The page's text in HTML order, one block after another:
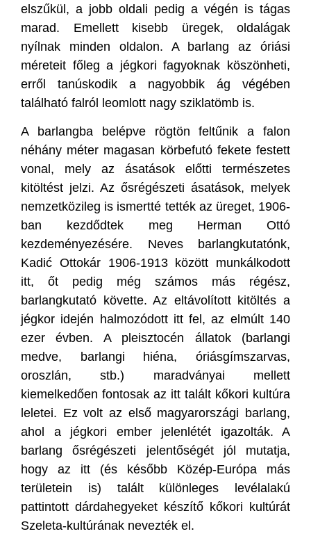
elszűkül, a jobb oldali pedig a végén is tágas
marad. Emellett kisebb üregek, oldalágak
nyílnak minden oldalon. A barlang az óriási
méreteit főleg a jégkori fagyoknak köszönheti,
erről tanúskodik a nagyobbik ág végében
található falról leomlott nagy sziklatömb is.
A barlangba belépve rögtön feltűnik a falon
néhány méter magasan körbefutó fekete festett
vonal, mely az ásatások előtti természetes
kitöltést jelzi. Az ősrégészeti ásatások, melyek
nemzetközileg is ismertté tették az üreget, 1906-
ban kezdődtek meg Herman Ottó
kezdeményezésére. Neves barlangkutatónk,
Kadić Ottokár 1906-1913 között munkálkodott
itt, őt pedig még számos más régész,
barlangkutató követte. Az eltávolított kitöltés a
jégkor idején halmozódott itt fel, az elmúlt 140
ezer évben. A pleisztocén állatok (barlangi
medve, barlangi hiéna, óriásgímszarvas,
oroszlán, stb.) maradványai mellett
kiemelkedően fontosak az itt talált kőkori kultúra
leletei. Ez volt az első magyarországi barlang,
ahol a jégkori ember jelenlétét igazolták. A
barlang ősrégészeti jelentőségét jól mutatja,
hogy az itt (és később Közép-Európa más
területein is) talált különleges levélalakú
pattintott dárdahegyeket készítő kőkori kultúrát
Szeleta-kultúrának nevezték el.